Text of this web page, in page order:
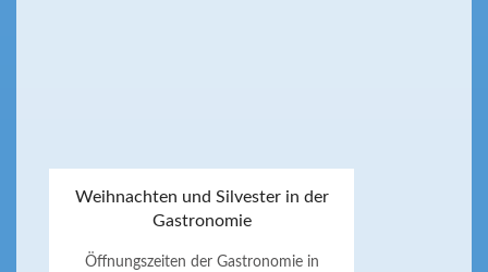
Weihnachten und Silvester in der
Gastronomie
Öffnungszeiten der Gastronomie in